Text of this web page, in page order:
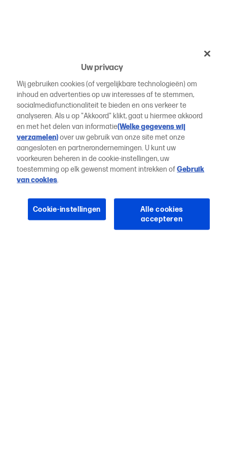
Uw privacy
Wij gebruiken cookies (of vergelijkbare technologieën) om
inhoud en advertenties op uw interesses af te stemmen,
socialmediafunctionaliteit te bieden en ons verkeer te
analyseren. Als u op "Akkoord" klikt, gaat u hiermee akkoord
en met het delen van informatie(Welke gegevens wij
verzamelen)over uw gebruik van onze site met onze
aangesloten en partnerondernemingen. U kunt uw
voorkeuren beheren in de cookie-instellingen, uw
toestemming op elk gewenst moment intrekken ofGebruik
van cookies.
Cookie-instellingen
Alle cookies
accepteren